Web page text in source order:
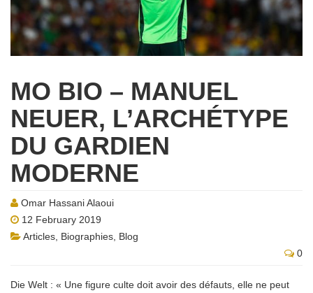
MO BIO – MANUEL
NEUER, L’ARCHÉTYPE
DU GARDIEN
MODERNE
Omar Hassani Alaoui
12 February 2019
Articles Biographies Blog
0
Die Welt : « Une figure culte doit avoir des défauts, elle ne peut